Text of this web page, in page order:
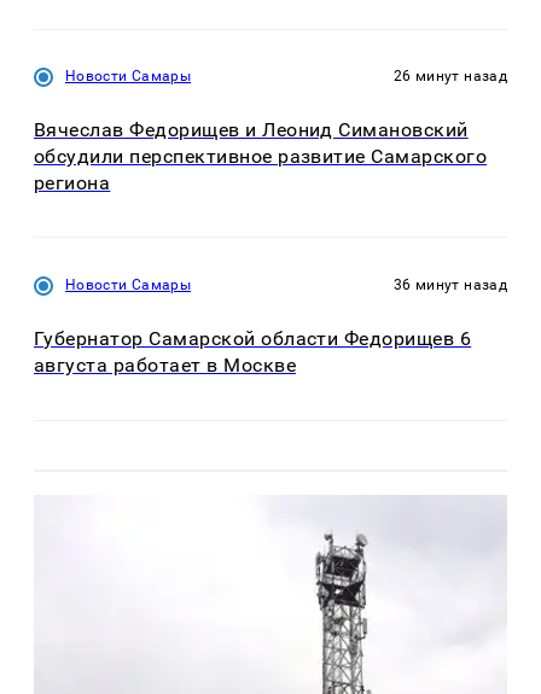
Новости Самары 26 минут назад
Вячеслав Федорищев и Леонид Симановский
обсудили перспективное развитие Самарского
региона
Новости Самары 36 минут назад
Губернатор Самарской области Федорищев 6
августа работает в Москве